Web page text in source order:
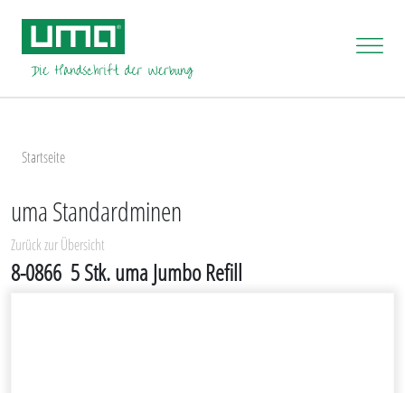
Startseite
uma Standardminen
Zurück zur Übersicht
8-0866 5 Stk. uma Jumbo Refill